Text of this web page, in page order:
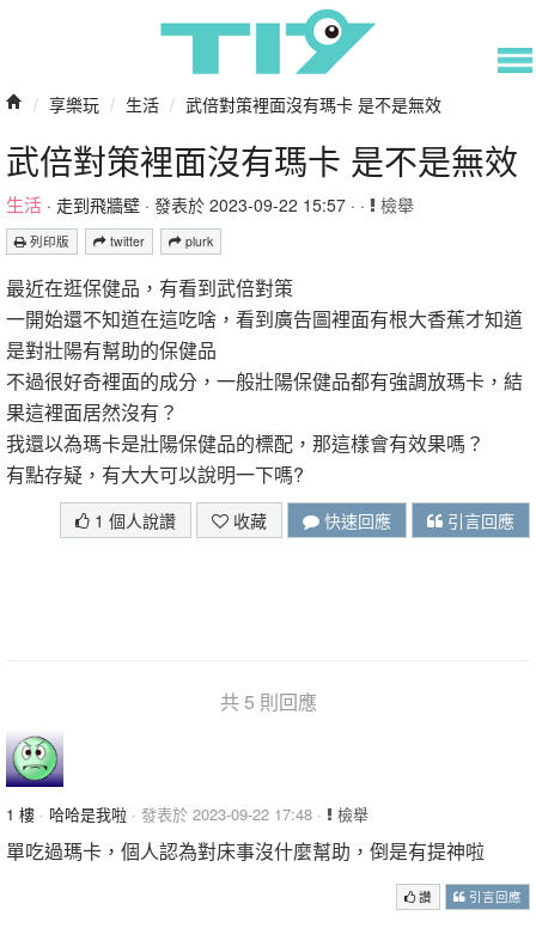
/ 享樂玩 / 生活 / 武倍對策裡面沒有瑪卡 是不是無效
武倍對策裡面沒有瑪卡 是不是無效
生活 · 走到飛牆壁 · 發表於 2023-09-22 15:57 · · 檢舉
列印版 twitter plurk
最近在逛保健品，有看到武倍對策
一開始還不知道在這吃啥，看到廣告圖裡面有根大香蕉才知道
是對壯陽有幫助的保健品
不過很好奇裡面的成分，一般壯陽保健品都有強調放瑪卡，結
果這裡面居然沒有？
我還以為瑪卡是壯陽保健品的標配，那這樣會有效果嗎？
有點存疑，有大大可以說明一下嗎?
1 個人說讚 收藏 快速回應 引言回應
共 5 則回應
1 樓 · 哈哈是我啦 · 發表於 2023-09-22 17:48 · 檢舉
單吃過瑪卡，個人認為對床事沒什麼幫助，倒是有提神啦
讚 引言回應